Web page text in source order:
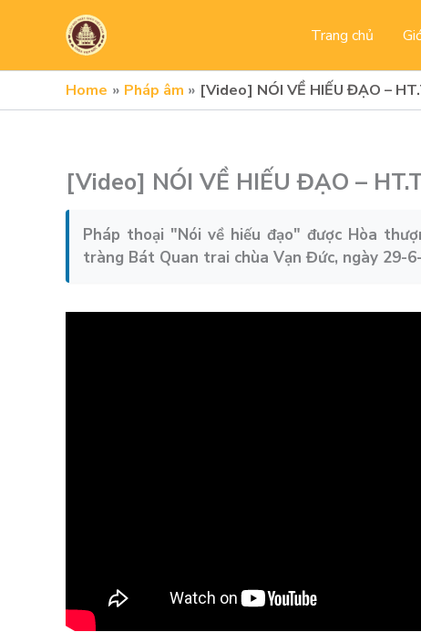
Trang chủ
Home Pháp âm [Video] NÓI VỀ HIẾU ĐẠO –
[Video] NÓI VỀ HIẾU ĐẠO –
Pháp thoại "Nói về hiếu đạo" được Hòa
tràng Bát Quan trai chùa Vạn Đức, ngày 29-